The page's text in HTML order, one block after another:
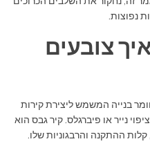
נפוצות.
צובעים
בנייה המשמש ליצירת קירות
נייר או פיברגלס. קיר גבס הוא
ההתקנה והרבגוניות שלו.